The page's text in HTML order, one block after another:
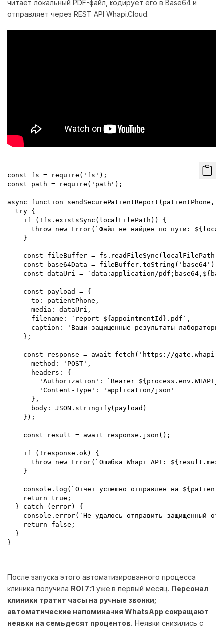
читает локальный PDF-файл, кодирует его в Base64 и
отправляет через REST API Whapi.Cloud.
const fs = require('fs');
const path = require('path');
async function
  try {
    if (!fs.existsSync(localFilePath)) {
throw new Error(`Файл не найден по пути:
    }
    const fileBuffer = fs.readFileSync(localFilePath);
    const base64Data = fileBuffer.toString('base64');
const dataUri = `data:application/
    const payload = {
      to: patientPhone,
      media: dataUri,
      filename: `report_${appointmentId}.pdf`,
caption: 'Ваши защищенные результаты
    };
const response = await fetch('https://
      method: 'POST',
      headers: {
'Authorization': `Bearer
        'Content-Type': 'application/json'
      },
      body: JSON.stringify(payload)
    });
    const result = await response.json();
    if (!response.ok) {
throw new Error(`Ошибка Whapi API:
    }
console.log(`Отчет успешно отправлен на
    return true;
  } catch (error) {
console.error(`Не удалось отправить защищенный
    return false;
  }
}
После запуска этого автоматизированного процесса
клиника получила ROI 7:1 уже в первый месяц. Персонал
клиники тратит часы на ручные звонки;
автоматические напоминания WhatsApp сокращают
неявки на семьдесят процентов. Неявки снизились с